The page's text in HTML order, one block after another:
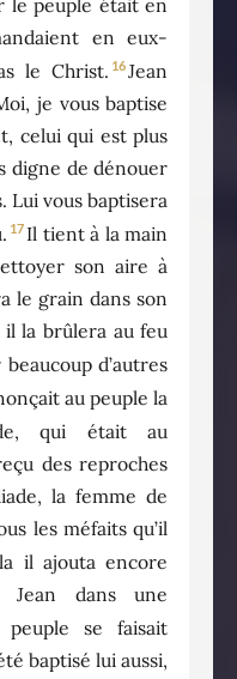
en eux-
le Christ. 16Jean
je vous baptise
celui qui est plus
digne de dénouer
Lui vous baptisera
17 Il tient à la main
son aire à
le grain dans son
la brûlera au feu
beaucoup d’autres
au peuple la
qui était au
des reproches
la femme de
les méfaits qu’il
il ajouta encore
dans une
se faisait
baptisé lui aussi,